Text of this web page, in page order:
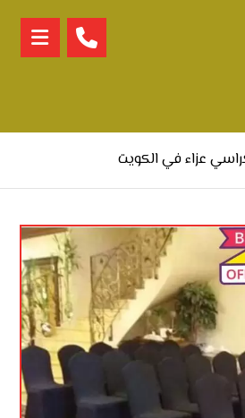
عزاء في الكويت